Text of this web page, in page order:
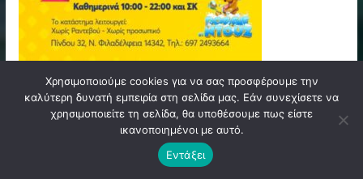
TOLMI A&A MASSAGE & SPA
Χρησιμοποιούμε cookies για να σας προσφέρουμε την
καλύτερη δυνατή εμπειρία στη σελίδα μας. Εάν συνεχίσετε να
χρησιμοποιείτε τη σελίδα, θα υποθέσουμε πως είστε
ικανοποιημένοι με αυτό.
Εντάξει